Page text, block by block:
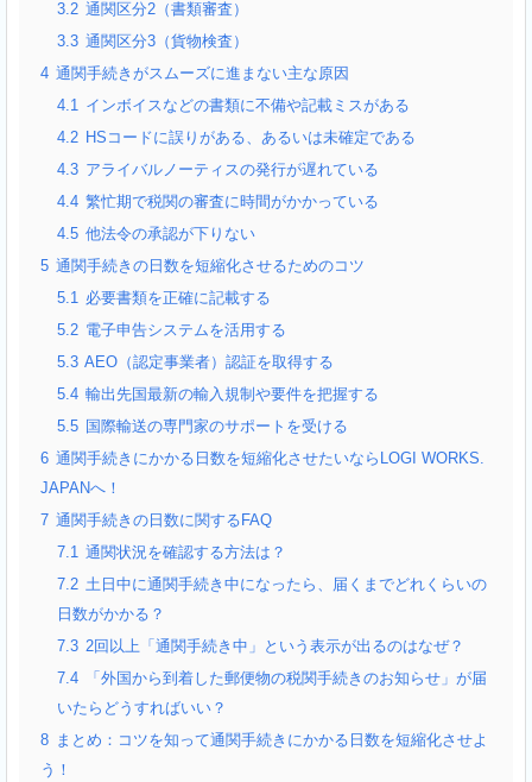
3.2 通関区分2（書類審査）
3.3 通関区分3（貨物検査）
4 通関手続きがスムーズに進まない主な原因
4.1 インボイスなどの書類に不備や記載ミスがある
4.2 HSコードに誤りがある、あるいは未確定である
4.3 アライバルノーティスの発行が遅れている
4.4 繁忙期で税関の審査に時間がかかっている
4.5 他法令の承認が下りない
5 通関手続きの日数を短縮化させるためのコツ
5.1 必要書類を正確に記載する
5.2 電子申告システムを活用する
5.3 AEO（認定事業者）認証を取得する
5.4 輸出先国最新の輸入規制や要件を把握する
5.5 国際輸送の専門家のサポートを受ける
6 通関手続きにかかる日数を短縮化させたいならLOGI WORKS.
JAPANへ！
7 通関手続きの日数に関するFAQ
7.1 通関状況を確認する方法は？
7.2 土日中に通関手続き中になったら、届くまでどれくらいの
日数がかかる？
7.3 2回以上「通関手続き中」という表示が出るのはなぜ？
7.4
「外国から到着した郵便物の税関手続きのお知らせ」が届
いたらどうすればいい？
8 まとめ：コツを知って通関手続きにかかる日数を短縮化させよ
う！